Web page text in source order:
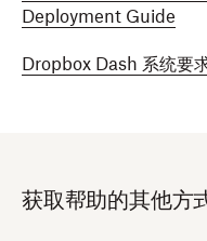
Deployment Guide
Dropbox Dash 系统要
获取帮助的其他方